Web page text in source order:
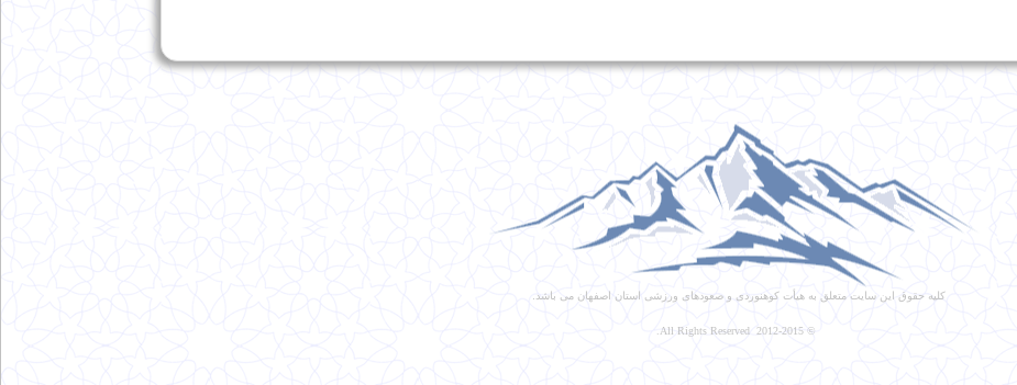
کلیه حقوق این سایت متعلق به هیأت کوهنوردی و صعودهای ورزشی استان اصفهان می باشد.
© 2012-2015 All Rights Reserved.